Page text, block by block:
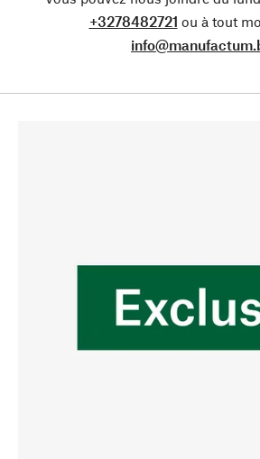
+3278482721 ou à tout